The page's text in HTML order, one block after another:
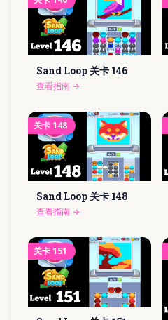
Sand Loop 关卡 146
查看指南 →
关卡148
Sand Loop 关卡 148
查看指南 →
关卡151